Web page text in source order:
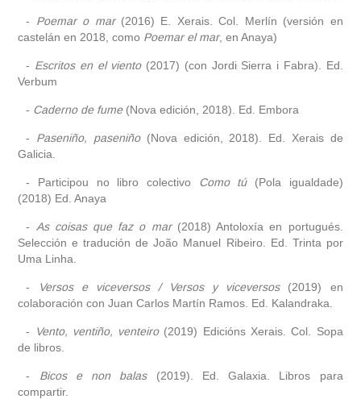
- Poemar o mar(2016) E. Xerais. Col. Merlín (versión en
castelán en 2018, como Poemar el mar, en Anaya)
- Escritos en el viento(2017) (con Jordi Sierra i Fabra). Ed.
Verbum
- Caderno de fume(Nova edición, 2018). Ed. Embora
- Paseniño, paseniño(Nova edición, 2018). Ed. Xerais de
Galicia.
- Participou no libro colectivo Como tú(Pola igualdade)
(2018) Ed. Anaya
- As coisas que faz o mar(2018) Antoloxía en portugués.
Selección e tradución de João Manuel Ribeiro. Ed. Trinta por
Uma Linha.
- Versos e viceversos / Versos y viceversos(2019) en
colaboración con Juan Carlos Martín Ramos. Ed. Kalandraka.
- Vento, ventiño, venteiro(2019) Edicións Xerais. Col. Sopa
de libros.
- Bicos e non balas(2019). Ed. Galaxia. Libros para
compartir.